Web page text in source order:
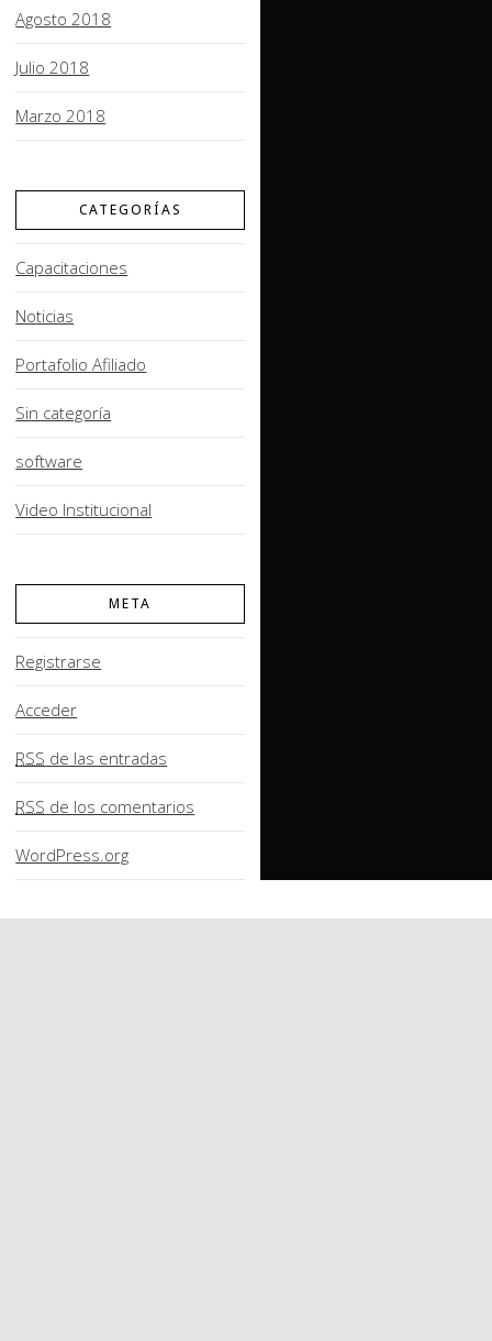
Agosto 2018
Julio 2018
Marzo 2018
CATEGORÍAS
Capacitaciones
Noticias
Portafolio Afiliado
Sin categoría
software
Video Institucional
META
Registrarse
Acceder
RSS de las entradas
RSS de los comentarios
WordPress.org